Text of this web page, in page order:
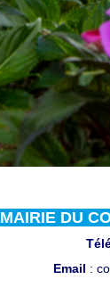
MAIRIE DU
Email :